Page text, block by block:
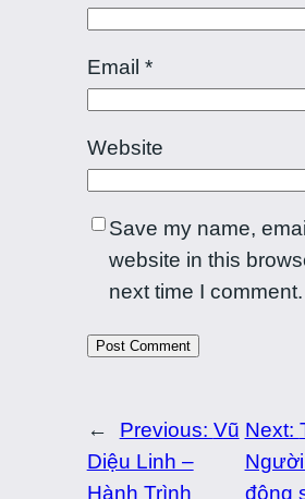
Email *
Website
Save my name,
website in this
next time I comment.
← Previous: Vũ
Diệu Linh –
Hành Trình
Next:
động